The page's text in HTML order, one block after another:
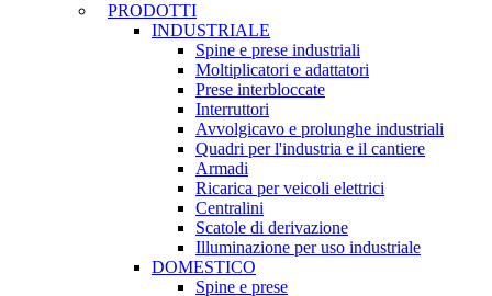
PRODOTTI
INDUSTRIALE
Spine e prese industriali
Moltiplicatori e adattatori
Prese interbloccate
Interruttori
Avvolgicavo e prolunghe industriali
Quadri per l'industria e il cantiere
Armadi
Ricarica per veicoli elettrici
Centralini
Scatole di derivazione
Illuminazione per uso industriale
DOMESTICO
Spine e prese